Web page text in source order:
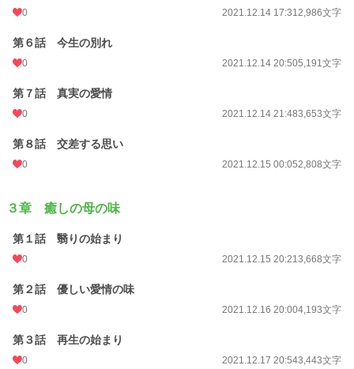
0 2021.12.14 17:312,986文字
第６話 今生の別れ
0 2021.12.14 20:505,191文字
第７話 真実の愛情
0 2021.12.14 21:483,653文字
第８話 交差する思い
0 2021.12.15 00:052,808文字
３章 癒しの母の味
第１話 翳りの始まり
0 2021.12.15 20:213,668文字
第２話 優しい愛情の味
0 2021.12.16 20:004,193文字
第３話 再生の始まり
0 2021.12.17 20:543,443文字